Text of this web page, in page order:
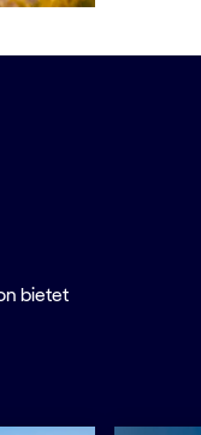
bietet